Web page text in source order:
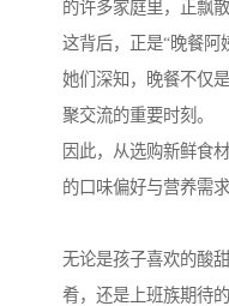
的许多家庭里，正飘
这背后，正是“晚餐阿
她们深知，晚餐不仅
聚交流的重要时刻。
因此，从选购新鲜食
的口味偏好与营养需
无论是孩子喜欢的酸
肴，还是上班族期待